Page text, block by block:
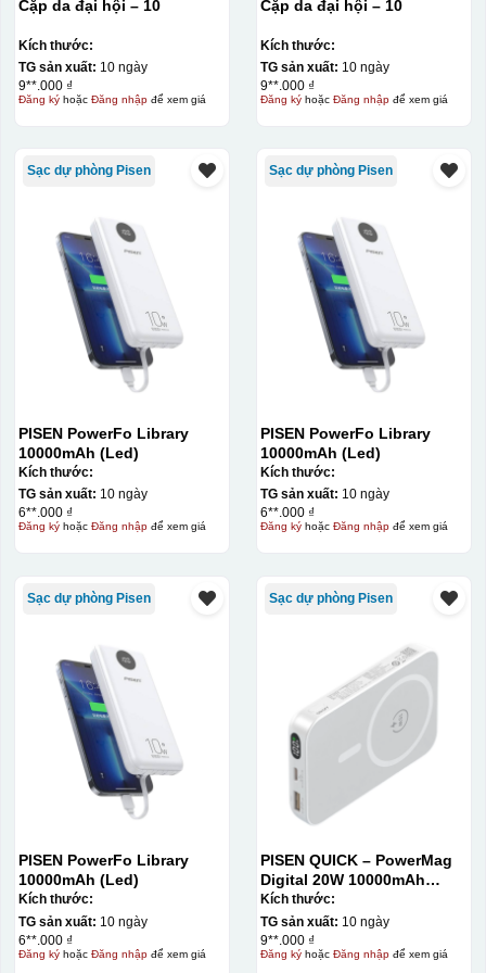
nung ở nhiệt độ 700-800 độ CDeacl có 1 nền màu
vàng, khi in ở nhiệt cao, nền đó sẽ cháy và biến mất để
lại mực in logo dính chết lên gốm sứ [gallery link="file"
size="full" ids="29792,29791,29790"]
Cặp da đại hội – 10
Kích thước:
TG sản xuất: 10 ngày
9**.000 ₫
Đăng kýhoặc Đăng nhậpđể xem giá
Cặp da đại hội – 10
Kích thước:
TG sản xuất: 10 ngày
9**.000 ₫
Đăng kýhoặc Đăng nhậpđể xem giá
Sạc dự phòng Pisen
PISEN PowerFo Library
10000mAh (Led)
Kích thước:
TG sản xuất: 10 ngày
6**.000 ₫
Đăng kýhoặc Đăng nhậpđể xem giá
Sạc dự phòng Pisen
PISEN PowerFo Library
10000mAh (Led)
Kích thước:
TG sản xuất: 10 ngày
6**.000 ₫
Đăng kýhoặc Đăng nhậpđể xem giá
Sạc dự phòng Pisen
PISEN PowerFo Library
10000mAh (Led)
Kích thước:
TG sản xuất: 10 ngày
6**.000 ₫
Đăng kýhoặc Đăng nhậpđể xem giá
Sạc dự phòng Pisen
PISEN QUICK – PowerMag
Digital 20W 10000mAh
Power bank. White: 200pcs;
Blue: 200pcs
Kích thước:
TG sản xuất: 10 ngày
9**.000 ₫
Đăng kýhoặc Đăng nhậpđể xem giá